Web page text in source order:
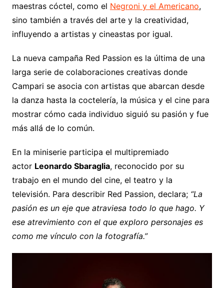
maestras cóctel, como el Negroni y el Americano,
sino también a través del arte y la creatividad,
influyendo a artistas y cineastas por igual.
La nueva campaña Red Passion es la última de una
larga serie de colaboraciones creativas donde
Campari se asocia con artistas que abarcan desde
la danza hasta la coctelería, la música y el cine para
mostrar cómo cada individuo siguió su pasión y fue
más allá de lo común.
En la miniserie participa el multipremiado
actor Leonardo Sbaraglia, reconocido por su
trabajo en el mundo del cine, el teatro y la
televisión. Para describir Red Passion, declara; “La
pasión es un eje que atraviesa todo lo que hago. Y
ese atrevimiento con el que exploro personajes es
como me vínculo con la fotografía.”